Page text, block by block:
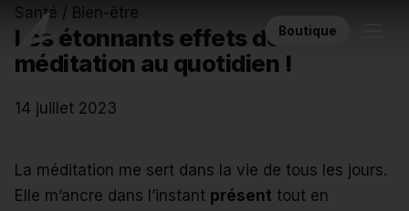
Boutique
Santé / Bien-être
Les étonnants effets de la
méditation au quotidien !
14 juillet 2023
La méditation me sert dans la vie de tous les jours.
Elle m’ancre dans l’instant présent tout en